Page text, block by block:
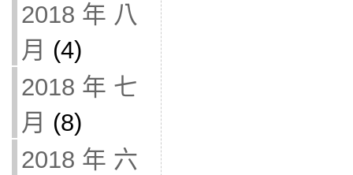
2018 年 八
月 (4)
2018 年 七
月 (8)
2018 年 六